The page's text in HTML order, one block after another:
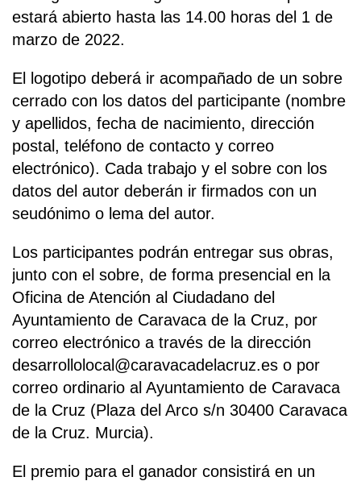
estará abierto hasta las 14.00 horas del 1 de
marzo de 2022.
El logotipo deberá ir acompañado de un sobre
cerrado con los datos del participante (nombre
y apellidos, fecha de nacimiento, dirección
postal, teléfono de contacto y correo
electrónico). Cada trabajo y el sobre con los
datos del autor deberán ir firmados con un
seudónimo o lema del autor.
Los participantes podrán entregar sus obras,
junto con el sobre, de forma presencial en la
Oficina de Atención al Ciudadano del
Ayuntamiento de Caravaca de la Cruz, por
correo electrónico a través de la dirección
desarrollolocal@caravacadelacruz.es o por
correo ordinario al Ayuntamiento de Caravaca
de la Cruz (Plaza del Arco s/n 30400 Caravaca
de la Cruz. Murcia).
El premio para el ganador consistirá en un